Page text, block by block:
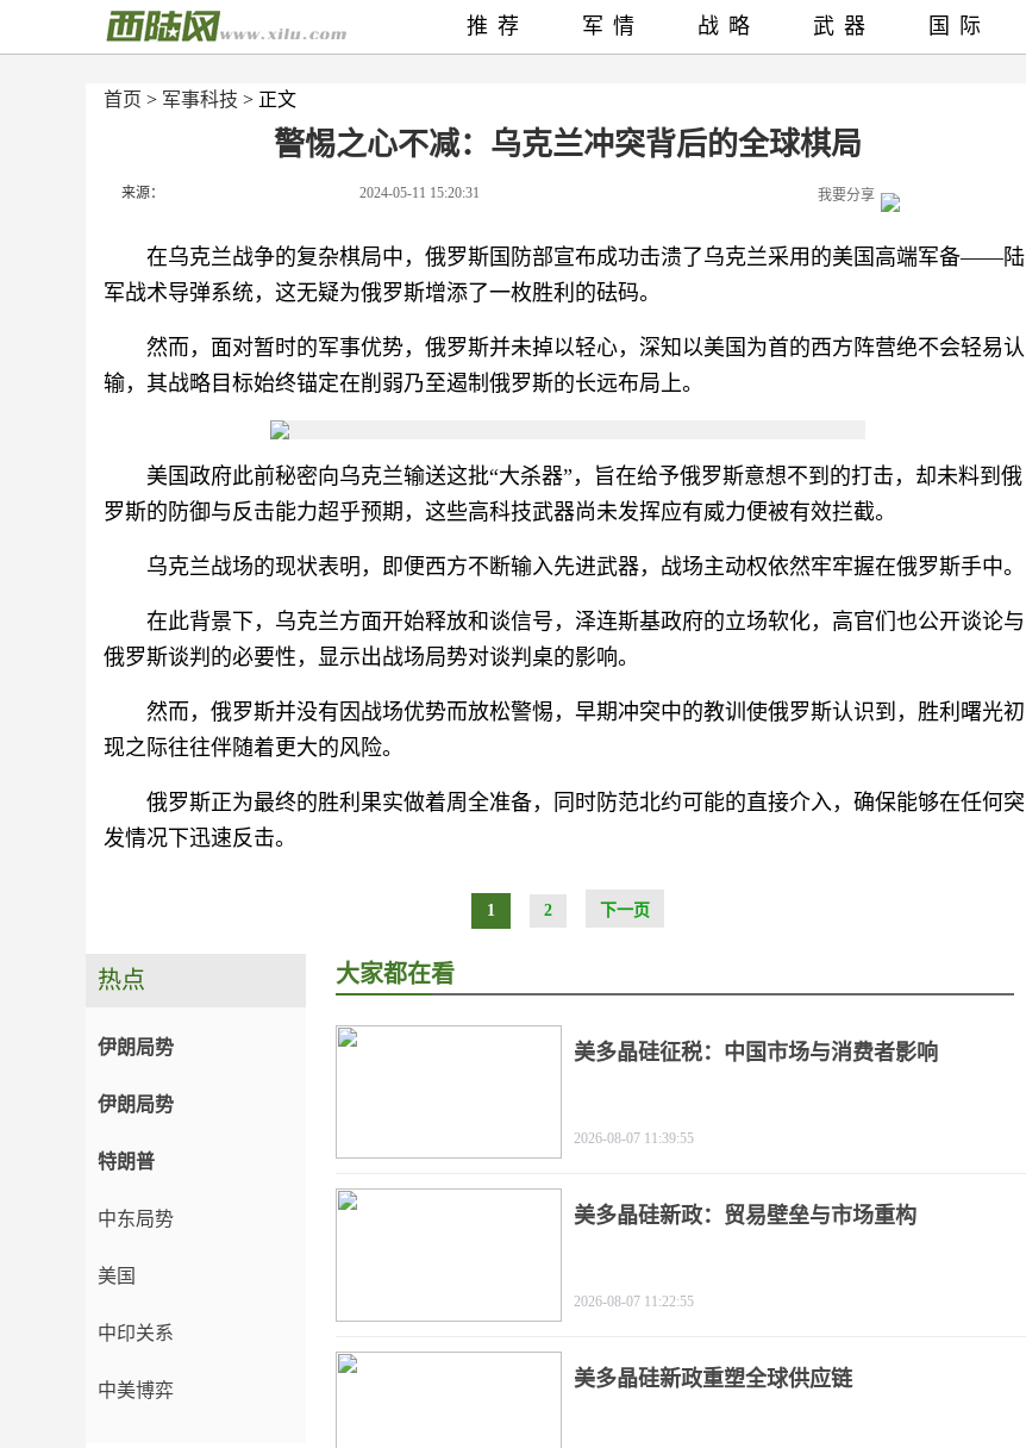
首页 > 军事科技 > 正文
警惕之心不减：乌克兰冲突背后的全球棋局
来源： 2024-05-11 15:20:31 我要分享
在乌克兰战争的复杂棋局中，俄罗斯国防部宣布成功击溃了乌克兰采用的美国高端军备——陆
军战术导弹系统，这无疑为俄罗斯增添了一枚胜利的砝码。
然而，面对暂时的军事优势，俄罗斯并未掉以轻心，深知以美国为首的西方阵营绝不会轻易认
输，其战略目标始终锚定在削弱乃至遏制俄罗斯的长远布局上。
美国政府此前秘密向乌克兰输送这批“大杀器”，旨在给予俄罗斯意想不到的打击，却未料到俄
罗斯的防御与反击能力超乎预期，这些高科技武器尚未发挥应有威力便被有效拦截。
乌克兰战场的现状表明，即便西方不断输入先进武器，战场主动权依然牢牢握在俄罗斯手中。
在此背景下，乌克兰方面开始释放和谈信号，泽连斯基政府的立场软化，高官们也公开谈论与
俄罗斯谈判的必要性，显示出战场局势对谈判桌的影响。
然而，俄罗斯并没有因战场优势而放松警惕，早期冲突中的教训使俄罗斯认识到，胜利曙光初
现之际往往伴随着更大的风险。
俄罗斯正为最终的胜利果实做着周全准备，同时防范北约可能的直接介入，确保能够在任何突
发情况下迅速反击。
1 2 下一页
推荐 军情 战略 武器 国际
热点
伊朗局势
伊朗局势
特朗普
中东局势
美国
中印关系
中美博弈
大家都在看
美多晶硅征税：中国市场与消费者影响
2026-08-07 11:39:55
美多晶硅新政：贸易壁垒与市场重构
2026-08-07 11:22:55
美多晶硅新政重塑全球供应链